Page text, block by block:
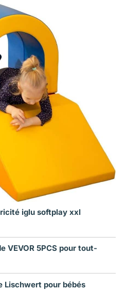
iglu softplay xxl
VEVOR 5PCS pour tout-
Lischwert pour bébés